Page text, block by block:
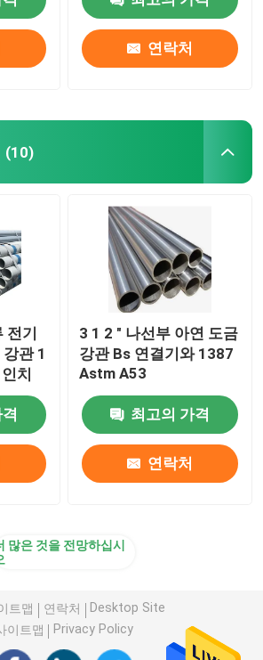
연락처
(10)
전기
관 1
치
3 1 2 " 나선부 아연 도금
강관 Bs 연결기와 1387
Astm A53
최고의 가격
연락처
많은 것을 전망하십시
트맵 연락처
Desktop Site
이트맵
Privacy Policy